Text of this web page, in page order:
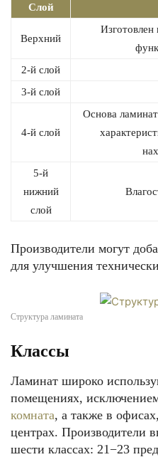
Слой
Верхний
2-й слой
3-й слой
4-й слой
Основа
5-й
нижний
слой
Производители могут
для улучшения
Структура ламината
Классы
Ламинат широко
помещениях, исключением
комната, а также в
центрах. Производители
шести классах: 21−23